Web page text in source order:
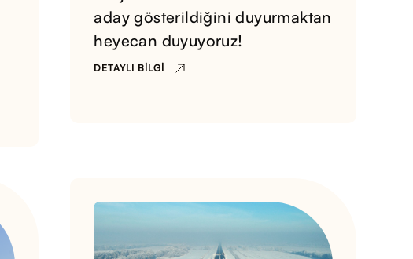
aday gösterildiğini duyurmaktan
heyecan duyuyoruz!
DETAYLI BILGI